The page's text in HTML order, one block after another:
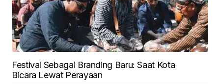
Festival Sebagai Branding Baru: Saat Kota
Bicara Lewat Perayaan